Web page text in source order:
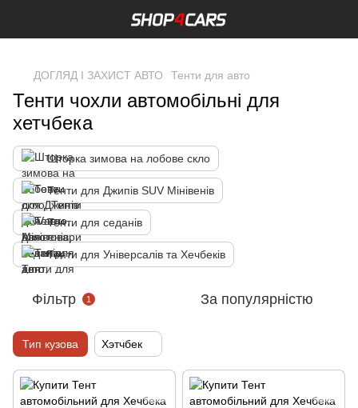
ДОГЛЯД І ЗАХИСТ АВТО Тенти для авто
Тенти чохли автомобільні для
хетчбека
Шторка зимова на лобове скло
Тенти для Джипів SUV Мінівенів
Тенти для седанів
Тенти для Універсалів та Хечбеків
Фільтр 1 За популярністю
Тип кузова Хэтчбек